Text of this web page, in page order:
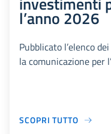
l’anno 2026
Pubblicato l’elenco
la comunicazione per
SCOPRI TUTTO